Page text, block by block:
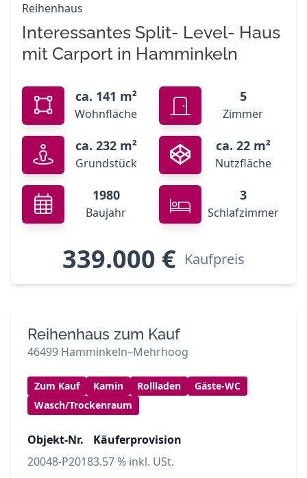
Reihenhaus
Interessantes Split- Level- Haus
mit Carport in Hamminkeln
ca. 141 m²
Wohnfläche
5
Zimmer
ca. 232 m²
Grundstück
ca. 22 m²
Nutzfläche
1980
Baujahr
3
Schlafzimmer
339.000 € Kaufpreis
Reihenhaus zum Kauf
46499 Hamminkeln–Mehrhoog
Zum Kauf Kamin Rollladen
Gäste-WC
Wasch/Trockenraum
Objekt-Nr.
20048-P2018
Käuferprovision
3.57 % inkl. USt.